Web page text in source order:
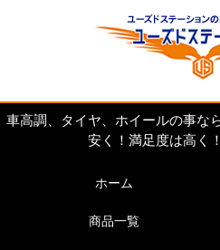
車高調、タイヤ、ホイールの事な
安く！満足度は高く
ホーム
商品一覧